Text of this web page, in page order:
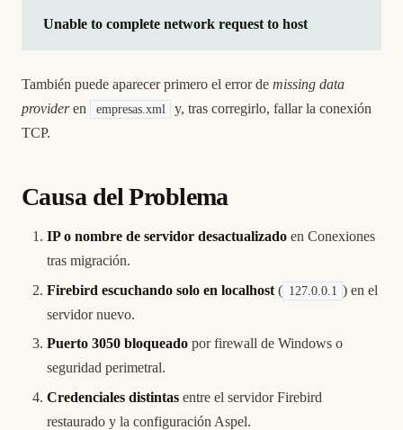
Unable to complete network request to host
También puede aparecer primero el error de missing data
provideren empresas.xml
y, tras corregirlo, fallar la conexión
TCP.
Causa del Problema
IP o nombre de servidor desactualizado en Conexiones
tras migración.
Firebird escuchando solo en localhost ( 127.0.0.1 ) en el
servidor nuevo.
Puerto 3050 bloqueado por firewall de Windows o
seguridad perimetral.
Credenciales distintas entre el servidor Firebird
restaurado y la configuración Aspel.